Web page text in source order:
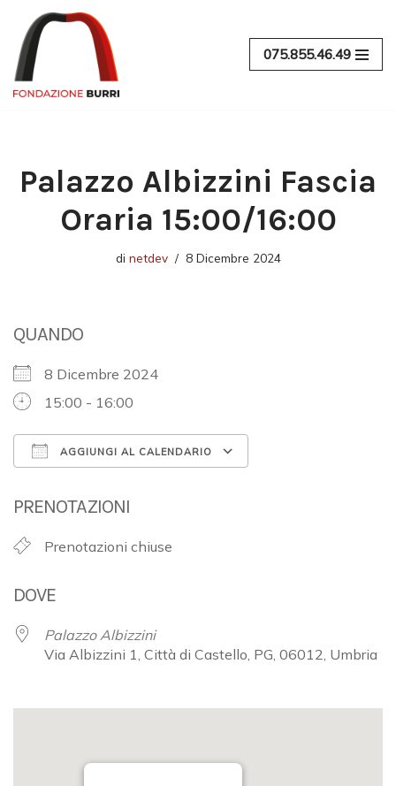
Vai
al
contenuto
075.855.46.49
Palazzo Albizzini Fascia
Oraria 15:00/16:00
di netdev 8 Dicembre 2024
QUANDO
8 Dicembre 2024
15:00 - 16:00
AGGIUNGI AL CALENDARIO
PRENOTAZIONI
Prenotazioni chiuse
DOVE
Palazzo Albizzini
Via Albizzini 1, Città di Castello, PG, 06012, Umbria